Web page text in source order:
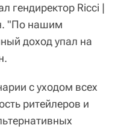
гендиректор Ricci |
"По нашим
доход упал на
с уходом всех
ритейлеров и